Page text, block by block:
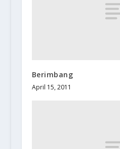
Berimbang
April 15, 2011